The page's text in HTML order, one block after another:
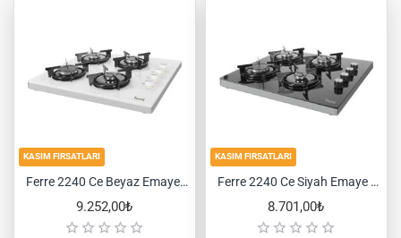
KASIM FIRSATLARI
Ferre 2240 Ce Beyaz Emaye Izgara Setüstü Cam Ocak
9.252,00₺
KASIM FIRSATLARI
Ferre 2240 Ce Siyah Emaye Izgara Setüstü Cam Ocak
8.701,00₺